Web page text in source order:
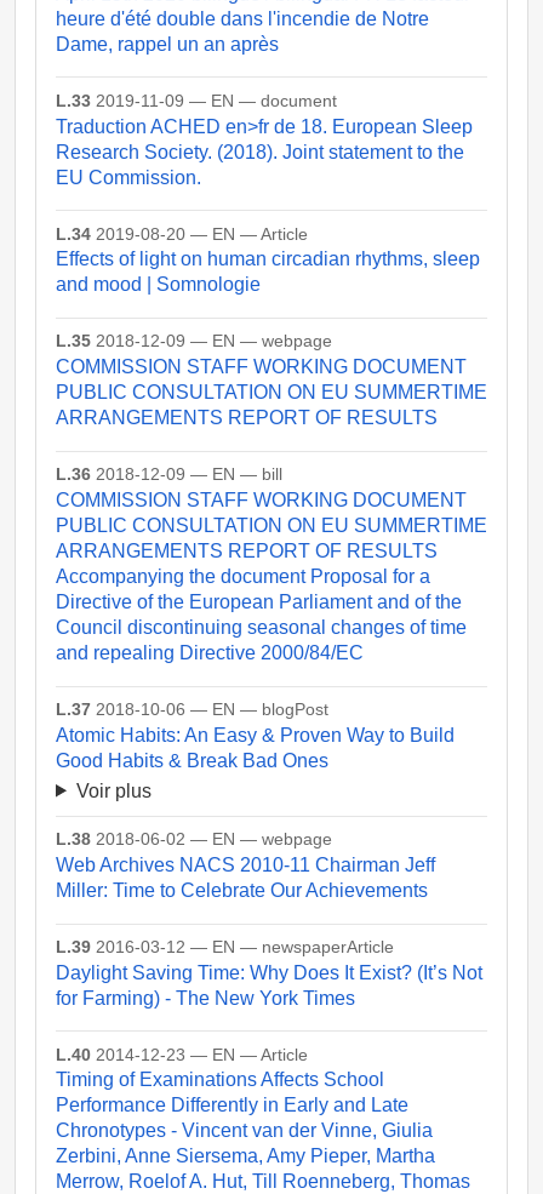
heure d'été double dans l'incendie de Notre
Dame, rappel un an après
L.33 2019-11-09 — EN — document
Traduction ACHED en>fr de 18. European Sleep
Research Society. (2018). Joint statement to the
EU Commission.
L.34 2019-08-20 — EN — Article
Effects of light on human circadian rhythms, sleep
and mood | Somnologie
L.35 2018-12-09 — EN — webpage
COMMISSION STAFF WORKING DOCUMENT
PUBLIC CONSULTATION ON EU SUMMERTIME
ARRANGEMENTS REPORT OF RESULTS
L.36 2018-12-09 — EN — bill
COMMISSION STAFF WORKING DOCUMENT
PUBLIC CONSULTATION ON EU SUMMERTIME
ARRANGEMENTS REPORT OF RESULTS
Accompanying the document Proposal for a
Directive of the European Parliament and of the
Council discontinuing seasonal changes of time
and repealing Directive 2000/84/EC
L.37 2018-10-06 — EN — blogPost
Atomic Habits: An Easy & Proven Way to Build
Good Habits & Break Bad Ones
Voir plus
L.38 2018-06-02 — EN — webpage
Web Archives NACS 2010-11 Chairman Jeff
Miller: Time to Celebrate Our Achievements
L.39 2016-03-12 — EN — newspaperArticle
Daylight Saving Time: Why Does It Exist? (It’s Not
for Farming) - The New York Times
L.40 2014-12-23 — EN — Article
Timing of Examinations Affects School
Performance Differently in Early and Late
Chronotypes - Vincent van der Vinne, Giulia
Zerbini, Anne Siersema, Amy Pieper, Martha
Merrow, Roelof A. Hut, Till Roenneberg, Thomas